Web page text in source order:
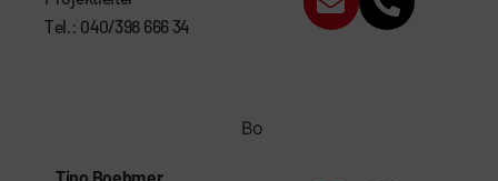
Tel.: 040/398 666 34